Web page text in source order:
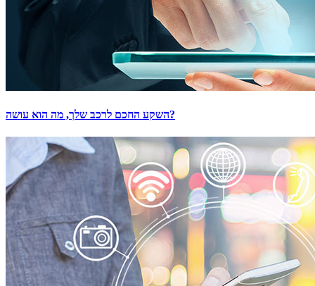
השקע החכם לרכב שלך, מה הוא עושה?